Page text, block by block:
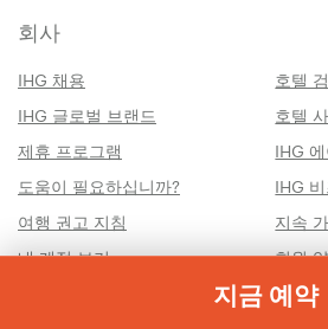
지금 예약
회사
IHG 채용
호텔
IHG 글로벌 브랜드
호텔
제휴 프로그램
IHG
도움이 필요하십니까?
IHG
여행 권고 지침
지속
내 계정 보기
회원
AdChoices (써드파티 쿠키 규
이용 약